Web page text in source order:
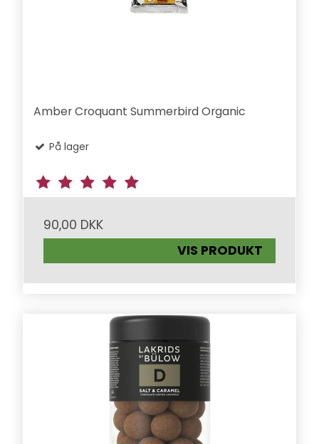
Amber Croquant Summerbird Organic
På lager
90,00 DKK
VIS PRODUKT